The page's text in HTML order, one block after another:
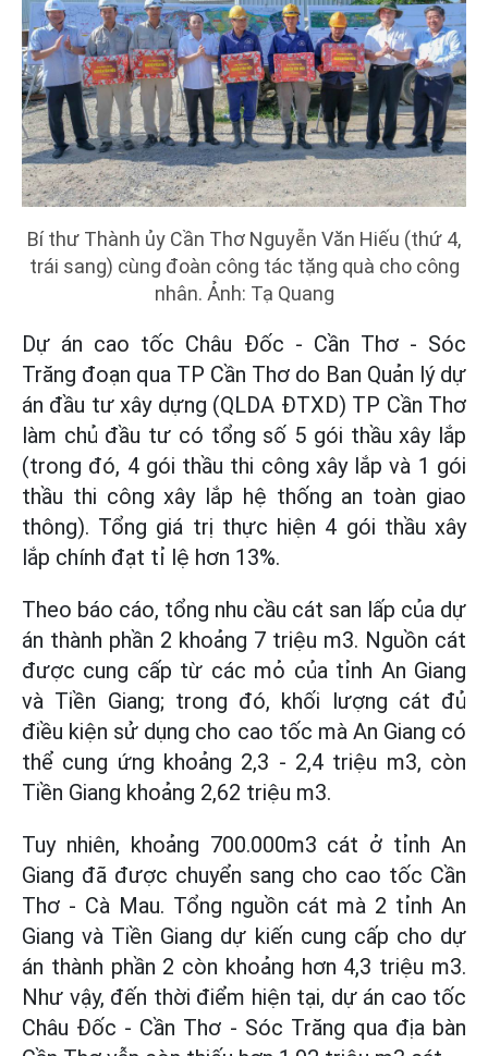
Bí thư Thành ủy Cần Thơ Nguyễn Văn Hiếu (thứ 4,
trái sang) cùng đoàn công tác tặng quà cho công
nhân. Ảnh: Tạ Quang
Dự án cao tốc Châu Đốc - Cần Thơ - Sóc
Trăng đoạn qua TP Cần Thơ do Ban Quản lý dự
án đầu tư xây dựng (QLDA ĐTXD) TP Cần Thơ
làm chủ đầu tư có tổng số 5 gói thầu xây lắp
(trong đó, 4 gói thầu thi công xây lắp và 1 gói
thầu thi công xây lắp hệ thống an toàn giao
thông). Tổng giá trị thực hiện 4 gói thầu xây
lắp chính đạt tỉ lệ hơn 13%.
Theo báo cáo, tổng nhu cầu cát san lấp của dự
án thành phần 2 khoảng 7 triệu m3. Nguồn cát
được cung cấp từ các mỏ của tỉnh An Giang
và Tiền Giang; trong đó, khối lượng cát đủ
điều kiện sử dụng cho cao tốc mà An Giang có
thể cung ứng khoảng 2,3 - 2,4 triệu m3, còn
Tiền Giang khoảng 2,62 triệu m3.
Tuy nhiên, khoảng 700.000m3 cát ở tỉnh An
Giang đã được chuyển sang cho cao tốc Cần
Thơ - Cà Mau. Tổng nguồn cát mà 2 tỉnh An
Giang và Tiền Giang dự kiến cung cấp cho dự
án thành phần 2 còn khoảng hơn 4,3 triệu m3.
Như vậy, đến thời điểm hiện tại, dự án cao tốc
Châu Đốc - Cần Thơ - Sóc Trăng qua địa bàn